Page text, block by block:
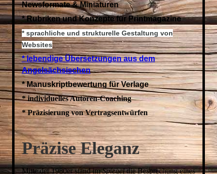
Newsformate & Miniaturen
* Rubriken und Konzepte für Printmagazine
* sprachliche und strukturelle Gestaltung von
Websites
* lebendige Übersetzungen aus dem
Angelsächsischen
* Manuskriptbewertung für Verlage
* individuelles Autoren-Coaching
* Präzisierung von Vertragsentwürfen
Präzise Eleganz
Mitte der 1980er stand imSpiegeldie Besprechung eines